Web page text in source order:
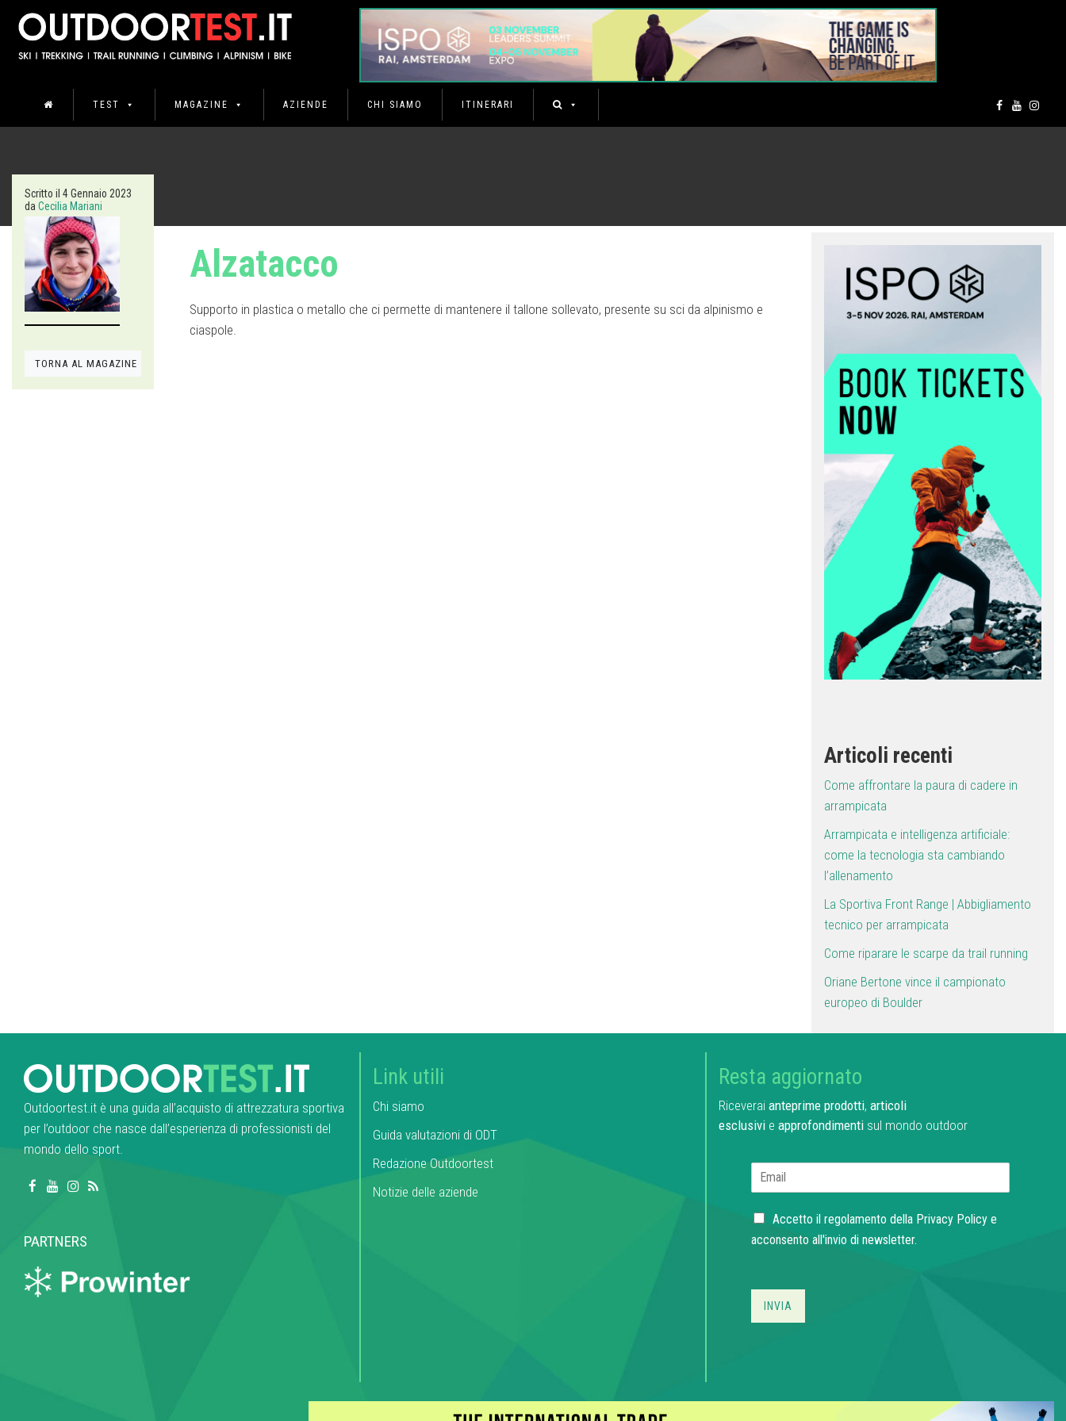
TEST MAGAZINE AZIENDE CHI SIAMO ITINERARI
Scritto il 4 Gennaio 2023
da Cecilia Mariani
TORNA AL MAGAZINE
Alzatacco
Supporto in plastica o metallo che ci permette di mantenere il tallone sollevato, presente su sci da alpinismo e
ciaspole.
Articoli recenti
Come affrontare la paura di cadere in
arrampicata
Arrampicata e intelligenza artificiale:
come la tecnologia sta cambiando
l’allenamento
La Sportiva Front Range | Abbigliamento
tecnico per arrampicata
Come riparare le scarpe da trail running
Oriane Bertone vince il campionato
europeo di Boulder
Outdoortest.it è una guida all’acquisto di attrezzatura sportiva
per l’outdoor che nasce dall’esperienza di professionisti del
mondo dello sport.
PARTNERS
Link utili
Chi siamo
Guida valutazioni di ODT
Redazione Outdoortest
Notizie delle aziende
Resta aggiornato
Riceveraianteprime prodotti, articoli
esclusivie approfondimentisul mondo outdoor
*
C
e
b
x
Accetto il regolamento della Privacy Policye
acconsento all'invio di newsletter.
INVIA